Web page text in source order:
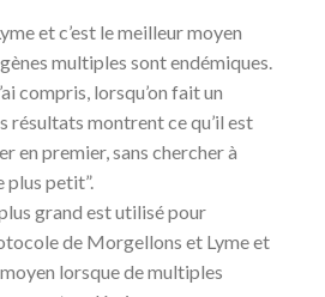
et c’est le meilleur moyen
multiples sont endémiques.
compris, lorsqu’on fait un
résultats montrent ce qu’il est
en premier, sans chercher à
plus petit”.
grand est utilisé pour
de Morgellons et Lyme et
lorsque de multiples